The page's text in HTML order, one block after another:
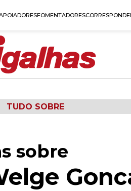
FOMENTADORES
TUDO SOBRE
sobre